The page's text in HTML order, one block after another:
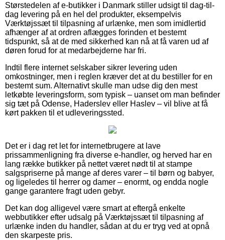
Størstedelen af e-butikker i Danmark stiller udsigt til dag-til-
dag levering på en hel del produkter, eksempelvis
Værktøjssæt til tilpasning af urlænke, men som imidlertid
afhænger af at ordren aflægges forinden et bestemt
tidspunkt, så at de med sikkerhed kan nå at få varen ud af
døren forud for at medarbejderne har fri.
Indtil flere internet selskaber sikrer levering uden
omkostninger, men i reglen kræver det at du bestiller for en
bestemt sum. Alternativt skulle man udse dig den mest
letkøbte leveringsform, som typisk – uanset om man befinder
sig tæt på Odense, Haderslev eller Haslev – vil blive at få
kørt pakken til et udleveringssted.
Det er i dag ret let for internetbrugere at lave
prissammenligning fra diverse e-handler, og herved har en
lang række butikker på nettet været nødt til at stampe
salgspriserne på mange af deres varer – til børn og babyer,
og ligeledes til herrer og damer – enormt, og endda nogle
gange garantere fragt uden gebyr.
Det kan dog alligevel være smart at eftergå enkelte
webbutikker efter udsalg på Værktøjssæt til tilpasning af
urlænke inden du handler, sådan at du er tryg ved at opnå
den skarpeste pris.